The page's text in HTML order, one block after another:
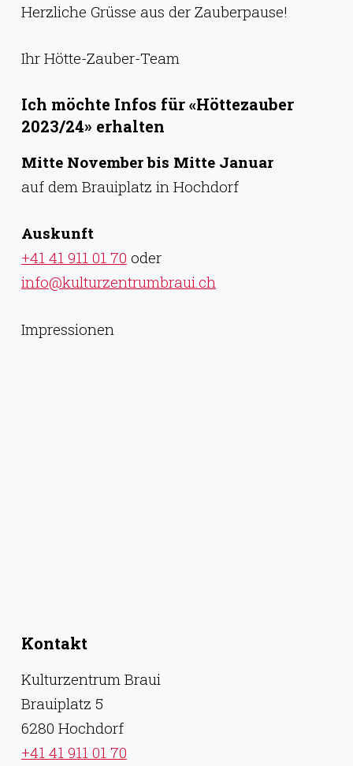
Herzliche Grüsse aus der Zauberpause!
Ihr Hötte-Zauber-Team
Ich möchte Infos für «Höttezauber
2023/24» erhalten
Mitte November bis Mitte Januar
auf dem Brauiplatz in Hochdorf
Auskunft
+41 41 911 01 70 oder
info@kulturzentrumbraui.ch
Impressionen
Kontakt
Kulturzentrum Braui
Brauiplatz 5
6280 Hochdorf
+41 41 911 01 70